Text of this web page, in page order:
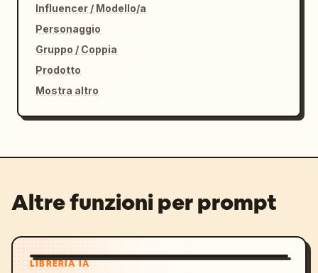
Influencer / Modello/a
Personaggio
Gruppo / Coppia
Prodotto
Mostra altro
Altre funzioni per prompt
LIBRERIA IA